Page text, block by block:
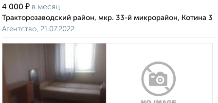
4 000 ₽ в месяц
Тракторозаводский район, мкр. 33-й микрорайон, Котина 3
Агентство, 21.07.2022